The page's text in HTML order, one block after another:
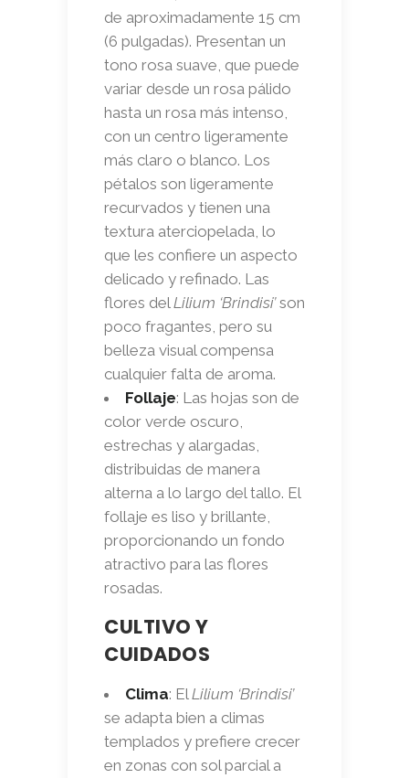
de aproximadamente 15 cm
(6 pulgadas). Presentan un
tono rosa suave, que puede
variar desde un rosa pálido
hasta un rosa más intenso,
con un centro ligeramente
más claro o blanco. Los
pétalos son ligeramente
recurvados y tienen una
textura aterciopelada, lo
que les confiere un aspecto
delicado y refinado. Las
flores del Lilium ‘Brindisi’son
poco fragantes, pero su
belleza visual compensa
cualquier falta de aroma.
Follaje: Las hojas son de
color verde oscuro,
estrechas y alargadas,
distribuidas de manera
alterna a lo largo del tallo. El
follaje es liso y brillante,
proporcionando un fondo
atractivo para las flores
rosadas.
CULTIVO Y
CUIDADOS
Clima: El Lilium ‘Brindisi’
se adapta bien a climas
templados y prefiere crecer
en zonas con sol parcial a